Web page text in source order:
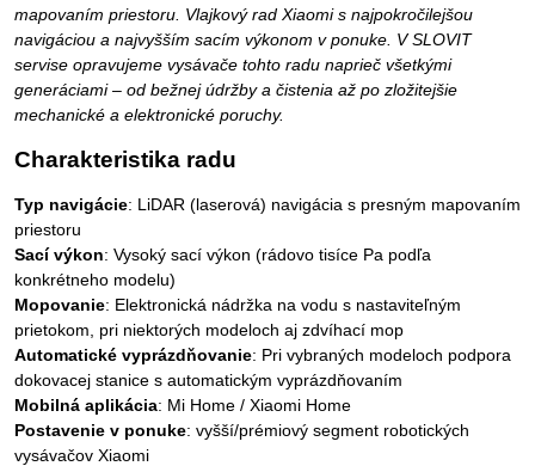
mapovaním priestoru. Vlajkový rad Xiaomi s najpokročilejšou
navigáciou a najvyšším sacím výkonom v ponuke. V SLOVIT
servise opravujeme vysávače tohto radu naprieč všetkými
generáciami – od bežnej údržby a čistenia až po zložitejšie
mechanické a elektronické poruchy.
Charakteristika radu
Typ navigácie: LiDAR (laserová) navigácia s presným mapovaním
priestoru
Sací výkon: Vysoký sací výkon (rádovo tisíce Pa podľa
konkrétneho modelu)
Mopovanie: Elektronická nádržka na vodu s nastaviteľným
prietokom, pri niektorých modeloch aj zdvíhací mop
Automatické vyprázdňovanie: Pri vybraných modeloch podpora
dokovacej stanice s automatickým vyprázdňovaním
Mobilná aplikácia: Mi Home / Xiaomi Home
Postavenie v ponuke: vyšší/prémiový segment robotických
vysávačov Xiaomi